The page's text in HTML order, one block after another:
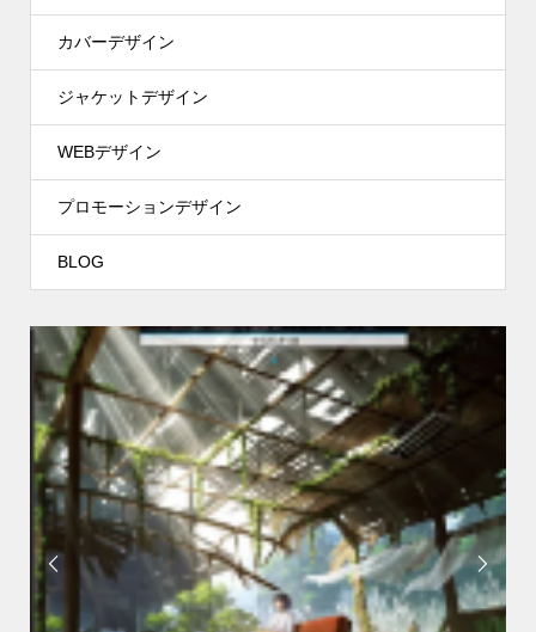
カバーデザイン
ジャケットデザイン
WEBデザイン
プロモーションデザイン
BLOG
 